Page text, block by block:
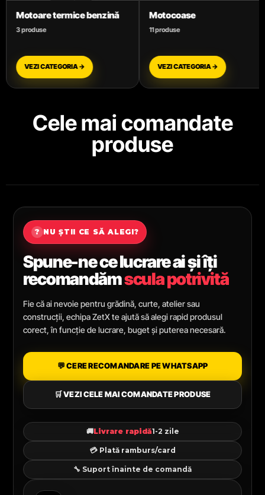
Motocoase
11 produse
VEZI CATEGORIA →
Motofierăstraie
12 produse
VEZI CATEGORIA →
Cele mai comandate
produse
? NU ȘTII CE SĂ ALEGI?
Spune-ne ce lucrare ai și îți
recomandămscula potrivită
Fie că ai nevoie pentru grădină, curte, atelier sau
construcții, echipa ZetX te ajută să alegi rapid produsul
corect, în funcție de lucrare, buget și puterea necesară.
💬 CERE RECOMANDARE PE WHATSAPP
🛒 VEZI CELE MAI COMANDATE PRODUSE
🚚Livrare rapidă1-2 zile
💳 Plată ramburs/card
🔧 Suport înainte de comandă